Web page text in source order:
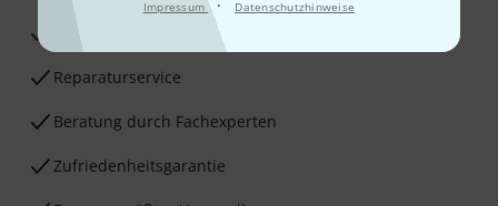
Impressum · Datenschutzhinweise
30 Tage Money-Back-Garantie
Reparaturservice
Beratung durch Fachexperten
Zufriedenheitsgarantie